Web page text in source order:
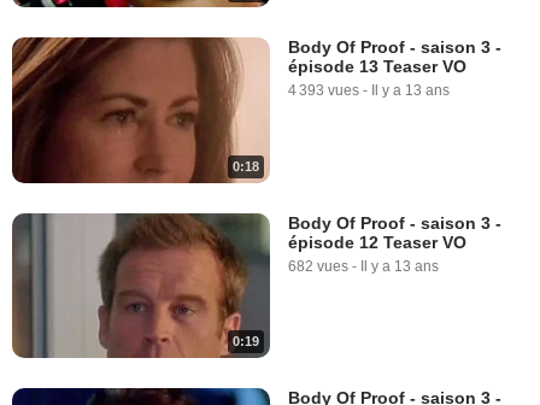
0:18
Body Of Proof - saison 3 -
épisode 13 Teaser VO
4 393 vues - Il y a 13 ans
0:19
Body Of Proof - saison 3 -
épisode 12 Teaser VO
682 vues - Il y a 13 ans
Body Of Proof - saison 3 -